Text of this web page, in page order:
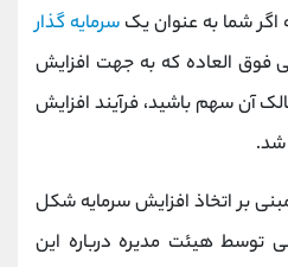
شما به عنوان یک سرمایه گذار
فوق العاده که به جهت افزایش
آن سهم باشید، فرآیند افزایش
شد.
بر اتخاذ افزایش سرمایه شکل
توسط هیئت مدیره درباره این